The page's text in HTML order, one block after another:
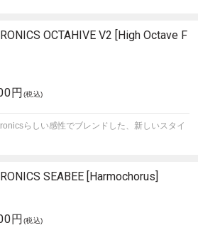
OCTAHIVE V2 [High Octave F
円 (税込)
らしい感性でブレンドした、新しいスタイ
SEABEE [Harmochorus]
円 (税込)